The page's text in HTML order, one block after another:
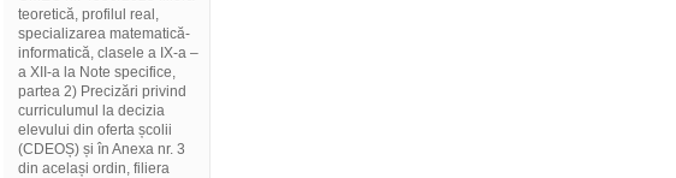
teoretică, profilul real,
specializarea matematică-
informatică, clasele a IX-a –
a XII-a la Note specifice,
partea 2) Precizări privind
curriculumul la decizia
elevului din oferta școlii
(CDEOȘ) și în Anexa nr. 3
din același ordin, filiera